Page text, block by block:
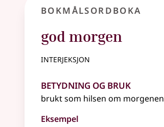
Bokmålsordboka
god morgen
interjeksjon
Betydning og bruk
brukt som hilsen om morgenen
Eksempel